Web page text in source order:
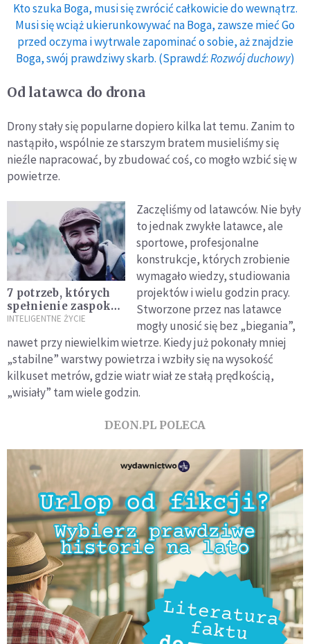
Kto szuka Boga, musi się zwrócić całkowicie do wewnątrz.
Musi się wciąż ukierunkowywać na Boga, zawsze mieć Go
przed oczyma i wytrwale zapominać o sobie, aż znajdzie
Boga, swój prawdziwy skarb. (Sprawdź:Rozwój duchowy)
Od latawca do drona
Drony stały się popularne dopiero kilka lat temu. Zanim to
nastąpiło, wspólnie ze starszym bratem musieliśmy się
nieźle napracować, by zbudować coś, co mogło wzbić się w
powietrze.
7 potrzeb, których
spełnienie zaspokoi
mężczyznę
INTELIGENTNE ŻYCIE
Zaczęliśmy od latawców. Nie były
to jednak zwykłe latawce, ale
sportowe, profesjonalne
konstrukcje, których zrobienie
wymagało wiedzy, studiowania
projektów i wielu godzin pracy.
Stworzone przez nas latawce
mogły unosić się bez „biegania”,
nawet przy niewielkim wietrze. Kiedy już pokonały mniej
„stabilne” warstwy powietrza i wzbiły się na wysokość
kilkuset metrów, gdzie wiatr wiał ze stałą prędkością,
„wisiały” tam wiele godzin.
DEON.PL POLECA